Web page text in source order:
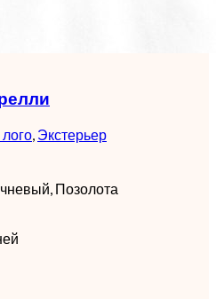
, Экстерьер
Позолота